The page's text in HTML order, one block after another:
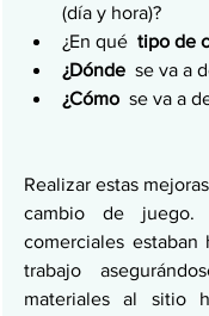
(día y hora)?
¿En qué tipo de
¿Dónde se va a
¿Cómo se va a
Realizar estas
cambio de juego.
comerciales estaban
trabajo
materiales al sitio